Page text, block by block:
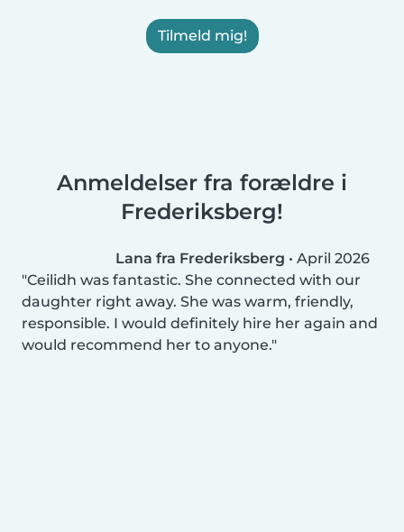
Tilmeld mig!
Anmeldelser fra forældre i
Frederiksberg!
Lana fra Frederiksberg • April 2026
Ceilidh was fantastic. She connected with our
daughter right away. She was warm, friendly,
responsible. I would definitely hire her again and
would recommend her to anyone.